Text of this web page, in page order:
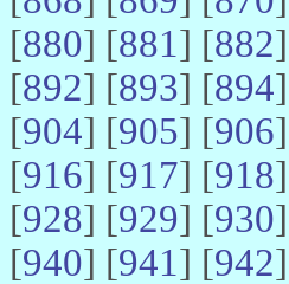
[880] [881] [882
[892] [893] [894
[904] [905] [906
[916] [917] [918
[928] [929] [930
[940] [941] [942